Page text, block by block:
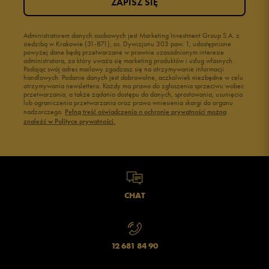
1 0%
Jak zbieramy opinie?
Administratorem danych osobowych jest Marketing Investment Group S.A. z
siedzibą w Krakowie (31-871), os. Dywizjonu 303 paw. 1, udostępnione
powyżej dane będą przetwarzane w prawnie uzasadnionym interesie
administratora, za który uważa się marketing produktów i usług własnych.
Podając swój adres mailowy zgadzasz się na otrzymywanie informacji
handlowych. Podanie danych jest dobrowolne, aczkolwiek niezbędne w celu
otrzymywania newslettera. Każdy ma prawo do zgłoszenia sprzeciwu wobec
przetwarzania, a także żądania dostępu do danych, sprostowania, usunięcia
lub ograniczenia przetwarzania oraz prawo wniesienia skargi do organu
nadzorczego. Pełną treść oświadczenia o ochronie prywatności można
znaleźć w Polityce prywatności.
CHAT
12 681 84 90